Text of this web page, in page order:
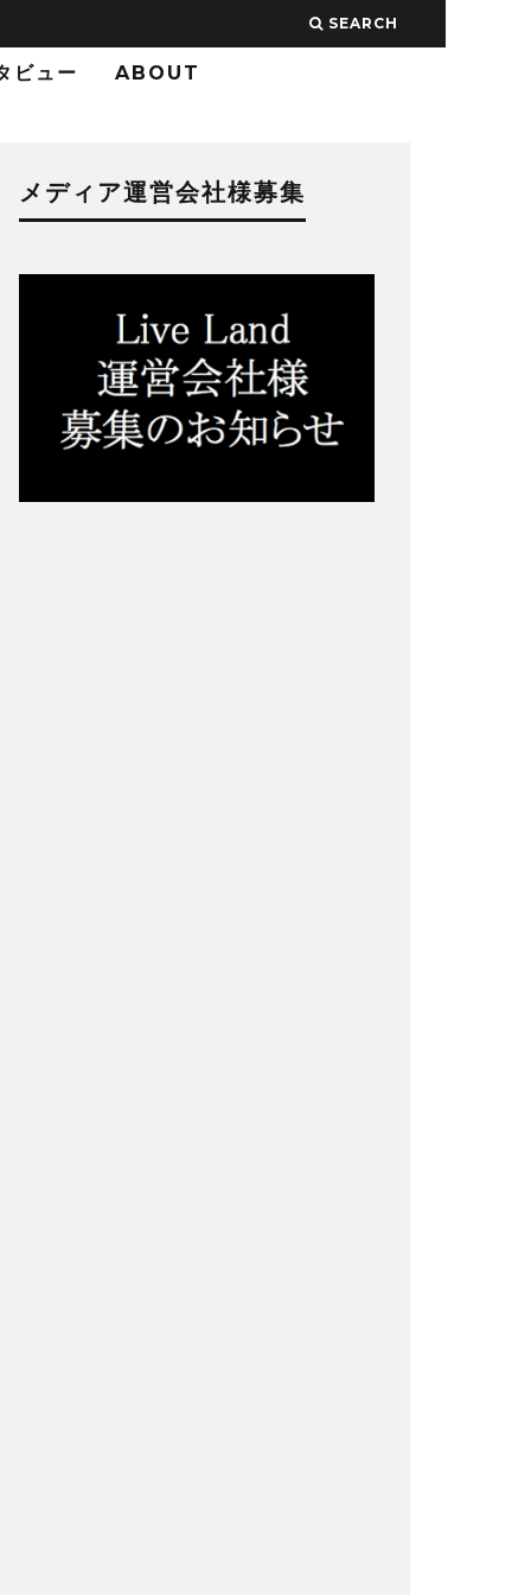
SEARCH
ビュー ABOUT
メディア運営会社様募集